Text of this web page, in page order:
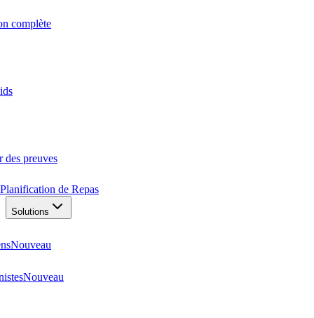
complète
des preuves
de Repas
Solutions
Nouveau
Nouveau